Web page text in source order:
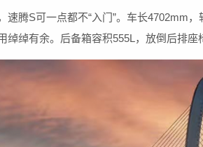
速腾S可一点都不“入门”。车长4702mm
绰绰有余。后备箱容积555L，放倒后排座